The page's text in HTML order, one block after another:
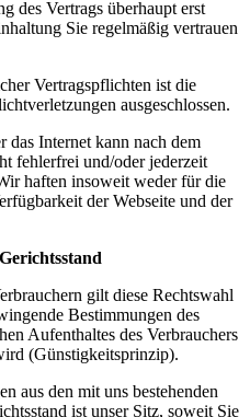
des Vertrags überhaupt erst
Sie regelmäßig vertrauen
Vertragspflichten ist die
ausgeschlossen.
Internet kann nach dem
fehlerfrei und/oder jederzeit
haften insoweit weder für die
der Webseite und der
gilt diese Rechtswahl
Bestimmungen des
Aufenthaltes des Verbrauchers
(Günstigkeitsprinzip).
aus den mit uns bestehenden
ist unser Sitz, soweit Sie